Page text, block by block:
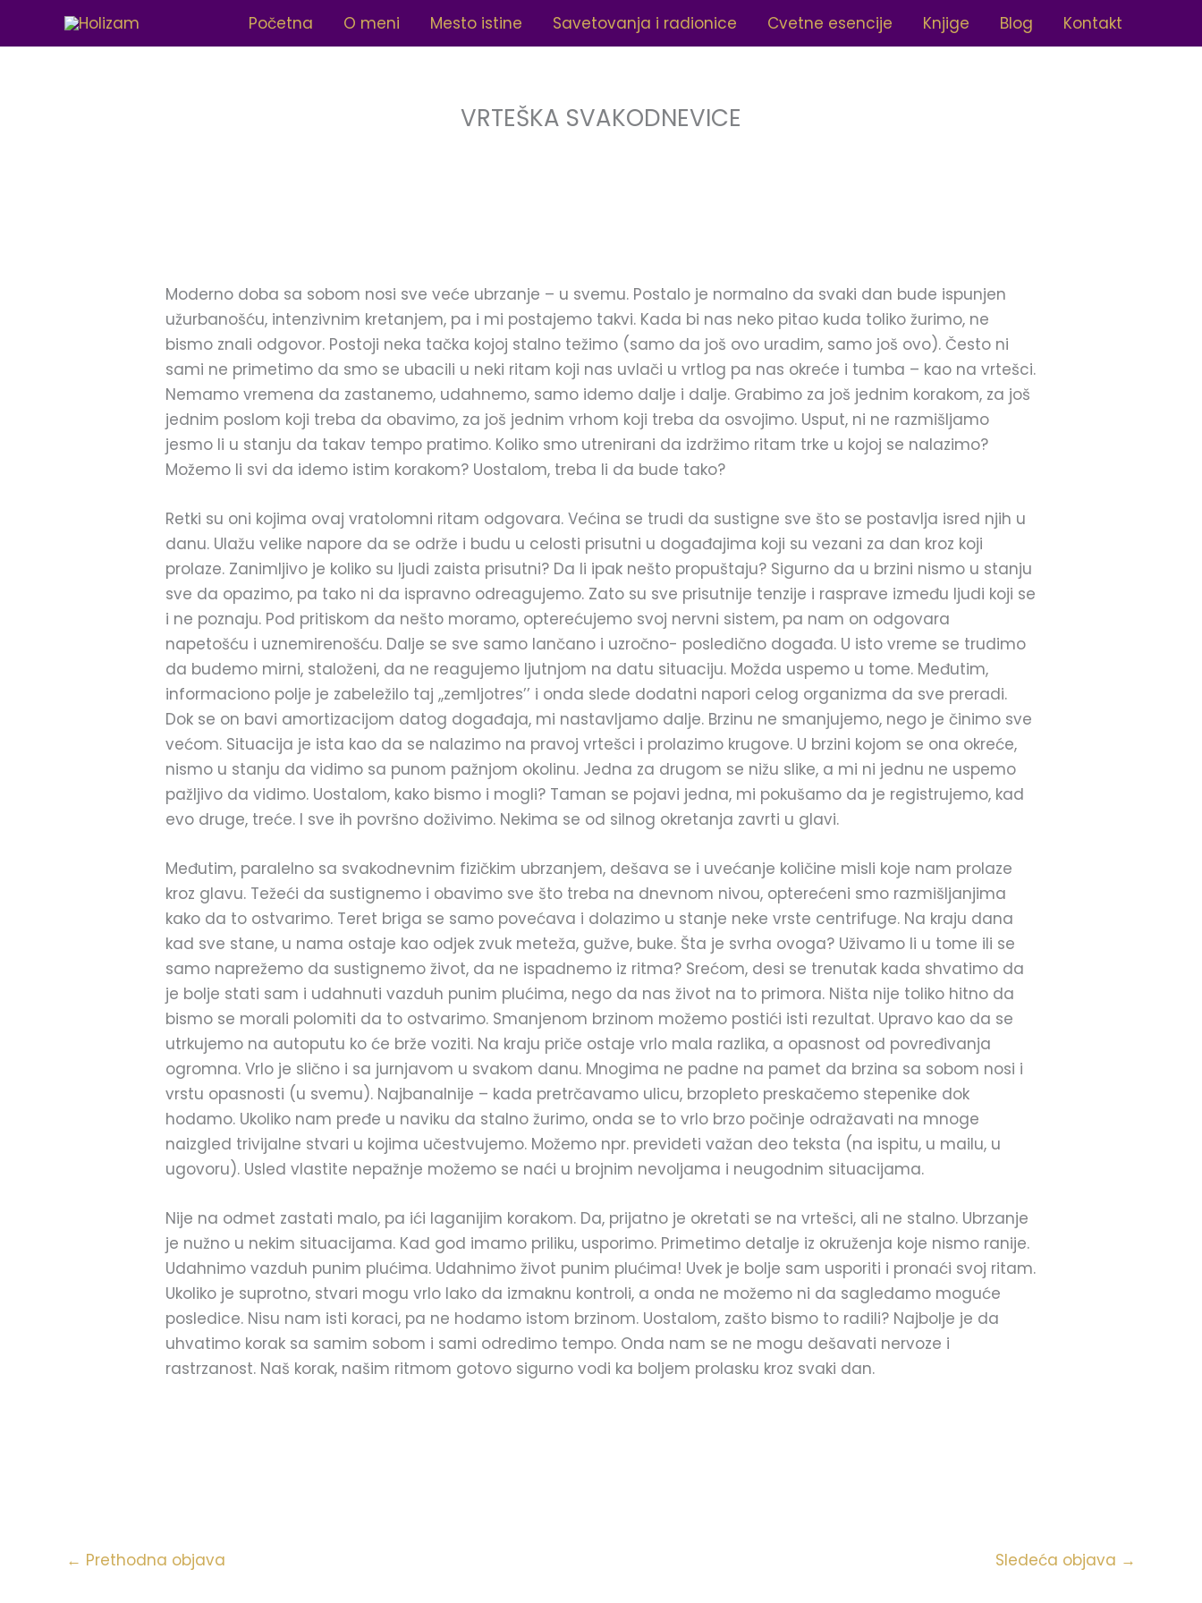
Početna O meni Mesto istine Savetovanja i radionice Cvetne esencije Knjige Blog Kontakt
VRTEŠKA SVAKODNEVICE
Moderno doba sa sobom nosi sve veće ubrzanje – u svemu. Postalo je normalno da svaki dan bude ispunjen
užurbanošću, intenzivnim kretanjem, pa i mi postajemo takvi. Kada bi nas neko pitao kuda toliko žurimo, ne
bismo znali odgovor. Postoji neka tačka kojoj stalno težimo (samo da još ovo uradim, samo još ovo). Često ni
sami ne primetimo da smo se ubacili u neki ritam koji nas uvlači u vrtlog pa nas okreće i tumba – kao na vrtešci.
Nemamo vremena da zastanemo, udahnemo, samo idemo dalje i dalje. Grabimo za još jednim korakom, za još
jednim poslom koji treba da obavimo, za još jednim vrhom koji treba da osvojimo. Usput, ni ne razmišljamo
jesmo li u stanju da takav tempo pratimo. Koliko smo utrenirani da izdržimo ritam trke u kojoj se nalazimo?
Možemo li svi da idemo istim korakom? Uostalom, treba li da bude tako?
Retki su oni kojima ovaj vratolomni ritam odgovara. Većina se trudi da sustigne sve što se postavlja isred njih u
danu. Ulažu velike napore da se održe i budu u celosti prisutni u događajima koji su vezani za dan kroz koji
prolaze. Zanimljivo je koliko su ljudi zaista prisutni? Da li ipak nešto propuštaju? Sigurno da u brzini nismo u stanju
sve da opazimo, pa tako ni da ispravno odreagujemo. Zato su sve prisutnije tenzije i rasprave između ljudi koji se
i ne poznaju. Pod pritiskom da nešto moramo, opterećujemo svoj nervni sistem, pa nam on odgovara
napetošću i uznemirenošću. Dalje se sve samo lančano i uzročno- posledično događa. U isto vreme se trudimo
da budemo mirni, staloženi, da ne reagujemo ljutnjom na datu situaciju. Možda uspemo u tome. Međutim,
informaciono polje je zabeležilo taj ,,zemljotres’’ i onda slede dodatni napori celog organizma da sve preradi.
Dok se on bavi amortizacijom datog događaja, mi nastavljamo dalje. Brzinu ne smanjujemo, nego je činimo sve
većom. Situacija je ista kao da se nalazimo na pravoj vrtešci i prolazimo krugove. U brzini kojom se ona okreće,
nismo u stanju da vidimo sa punom pažnjom okolinu. Jedna za drugom se nižu slike, a mi ni jednu ne uspemo
pažljivo da vidimo. Uostalom, kako bismo i mogli? Taman se pojavi jedna, mi pokušamo da je registrujemo, kad
evo druge, treće. I sve ih površno doživimo. Nekima se od silnog okretanja zavrti u glavi.
Međutim, paralelno sa svakodnevnim fizičkim ubrzanjem, dešava se i uvećanje količine misli koje nam prolaze
kroz glavu. Težeći da sustignemo i obavimo sve što treba na dnevnom nivou, opterećeni smo razmišljanjima
kako da to ostvarimo. Teret briga se samo povećava i dolazimo u stanje neke vrste centrifuge. Na kraju dana
kad sve stane, u nama ostaje kao odjek zvuk meteža, gužve, buke. Šta je svrha ovoga? Uživamo li u tome ili se
samo naprežemo da sustignemo život, da ne ispadnemo iz ritma? Srećom, desi se trenutak kada shvatimo da
je bolje stati sam i udahnuti vazduh punim plućima, nego da nas život na to primora. Ništa nije toliko hitno da
bismo se morali polomiti da to ostvarimo. Smanjenom brzinom možemo postići isti rezultat. Upravo kao da se
utrkujemo na autoputu ko će brže voziti. Na kraju priče ostaje vrlo mala razlika, a opasnost od povređivanja
ogromna. Vrlo je slično i sa jurnjavom u svakom danu. Mnogima ne padne na pamet da brzina sa sobom nosi i
vrstu opasnosti (u svemu). Najbanalnije – kada pretrčavamo ulicu, brzopleto preskačemo stepenike dok
hodamo. Ukoliko nam pređe u naviku da stalno žurimo, onda se to vrlo brzo počinje odražavati na mnoge
naizgled trivijalne stvari u kojima učestvujemo. Možemo npr. prevideti važan deo teksta (na ispitu, u mailu, u
ugovoru). Usled vlastite nepažnje možemo se naći u brojnim nevoljama i neugodnim situacijama.
Nije na odmet zastati malo, pa ići laganijim korakom. Da, prijatno je okretati se na vrtešci, ali ne stalno. Ubrzanje
je nužno u nekim situacijama. Kad god imamo priliku, usporimo. Primetimo detalje iz okruženja koje nismo ranije.
Udahnimo vazduh punim plućima. Udahnimo život punim plućima! Uvek je bolje sam usporiti i pronaći svoj ritam.
Ukoliko je suprotno, stvari mogu vrlo lako da izmaknu kontroli, a onda ne možemo ni da sagledamo moguće
posledice. Nisu nam isti koraci, pa ne hodamo istom brzinom. Uostalom, zašto bismo to radili? Najbolje je da
uhvatimo korak sa samim sobom i sami odredimo tempo. Onda nam se ne mogu dešavati nervoze i
rastrzanost. Naš korak, našim ritmom gotovo sigurno vodi ka boljem prolasku kroz svaki dan.
← Prethodna objava Sledeća objava →